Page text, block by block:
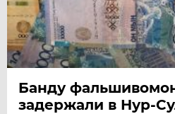
Банду
задержали в Нур-